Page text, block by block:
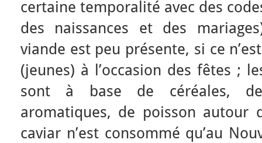
certaine temporalité avec des
des naissances et des
viande est peu présente, si ce
(jeunes) à l’occasion des fêtes ;
sont à base de céréales, de
aromatiques, de poisson autour
caviar n’est consommé qu’au